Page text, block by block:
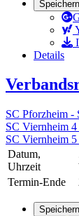
Speichern
Details
SC Pforzheim -
SC Viernheim
SC Viernheim
Datum,
Uhrzeit
Termin-Ende
Speichern